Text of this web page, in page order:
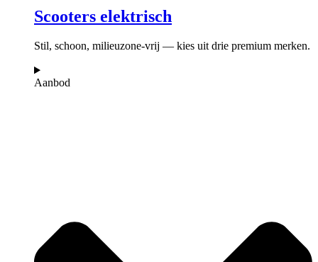
Scooters elektrisch
Stil, schoon, milieuzone-vrij — kies uit drie premium merken.
Aanbod